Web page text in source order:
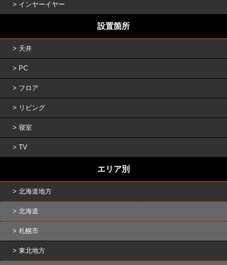
インヤーイヤー
設置箇所
天井
PC
フロア
リビング
寝室
TV
エリア別
北海道地方
北海道
札幌市
東北地方